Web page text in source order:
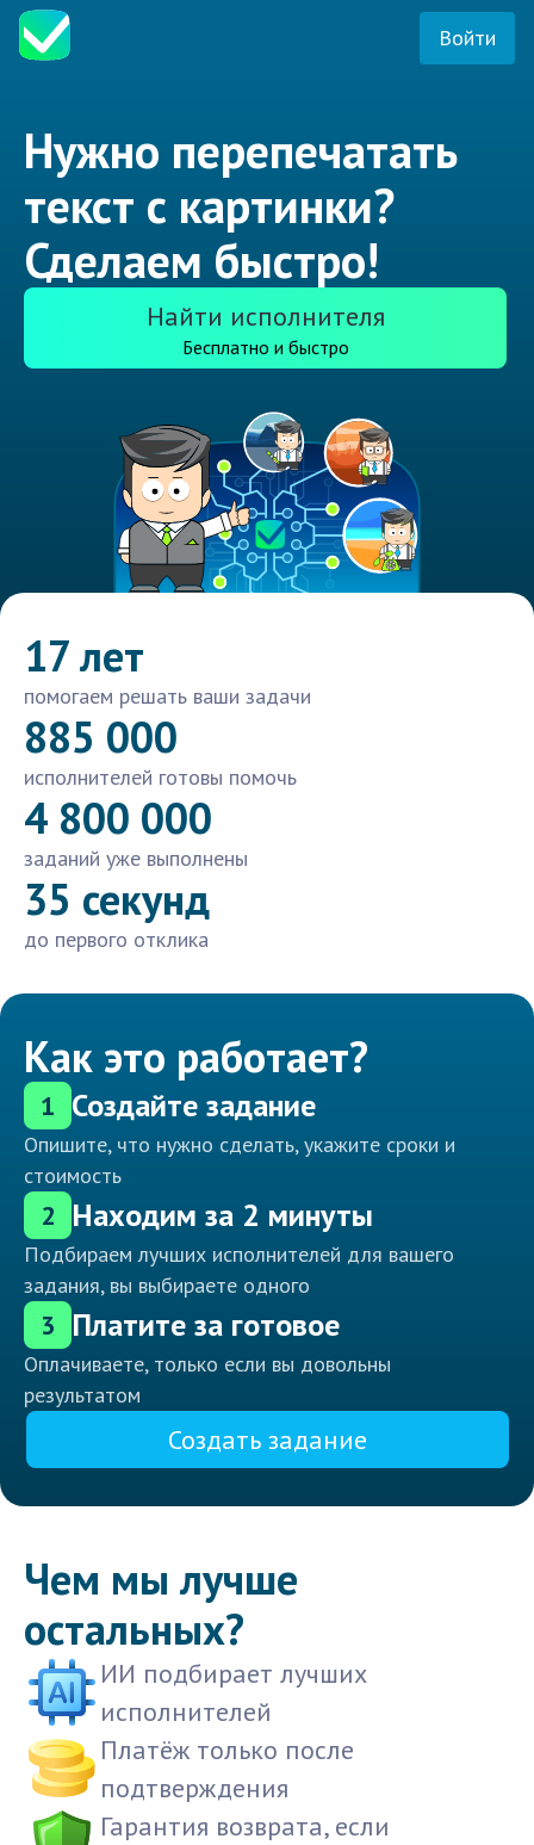
Войти
Нужно перепечатать
текст с картинки?
Сделаем быстро!
Найти исполнителя
Бесплатно и быстро
17 лет
помогаем решать ваши задачи
885 000
исполнителей готовы помочь
4 800 000
заданий уже выполнены
35 секунд
до первого отклика
Как это работает?
1 Создайте задание
Опишите, что нужно сделать, укажите сроки и
стоимость
2 Находим за 2 минуты
Подбираем лучших исполнителей для вашего
задания, вы выбираете одного
3 Платите за готовое
Оплачиваете, только если вы довольны
результатом
Создать задание
Чем мы лучше
остальных?
ИИ подбирает лучших
исполнителей
Платёж только после
подтверждения
Гарантия возврата, если